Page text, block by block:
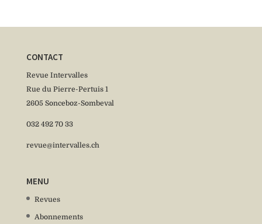
CONTACT
Revue Intervalles
Rue du Pierre-Pertuis 1
2605 Sonceboz-Sombeval
032 492 70 33
revue@intervalles.ch
MENU
Revues
Abonnements